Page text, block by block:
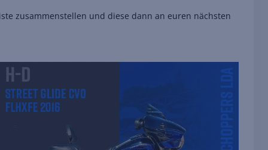
zusammenstellen und diese dann an euren nächsten